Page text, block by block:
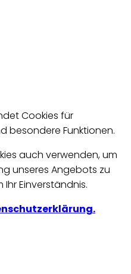
Cookies für
besondere Funktionen.
auch verwenden, um
unseres Angebots zu
Einverständnis.